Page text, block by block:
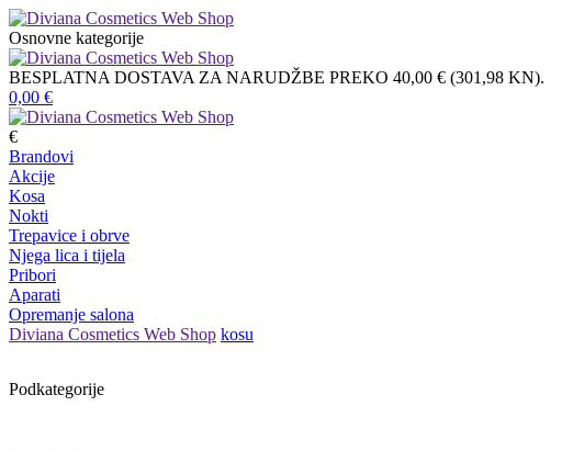
Osnovne kategorije
BESPLATNA DOSTAVA ZA NARUDŽBE PREKO 40,00 € (301,98 KN).
0,00 €
€
Brandovi
Akcije
Kosa
Nokti
Trepavice i obrve
Njega lica i tijela
Pribori
Aparati
Opremanje salona
Diviana Cosmetics Web Shop kosu
Podkategorije